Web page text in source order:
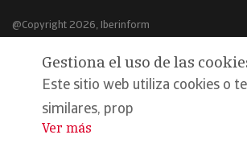
@Copyright 2026, Iberinform
Aviso legal
Política de cookies
Declaración de privacidad
Gestiona el uso de las
Este sitio web utiliza cookies o
similares, prop
...
Ver más